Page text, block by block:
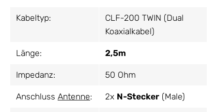
Kabeltyp:
CLF-200 TWIN (Dual
Koaxialkabel)
Länge: 2,5m
Impedanz: 50 Ohm
Anschluss Antenne: 2x N-Stecker (Male)